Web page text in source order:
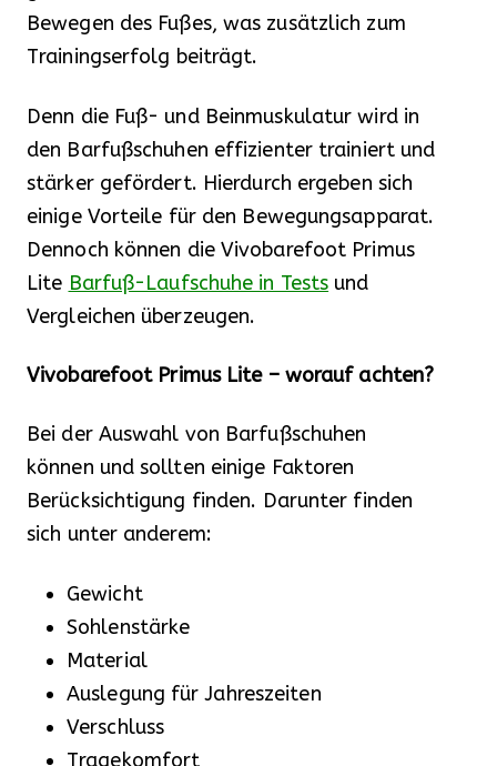
Bewegen des Fußes, was zusätzlich zum
Trainingserfolg beiträgt.
Denn die Fuß- und Beinmuskulatur wird in
den Barfußschuhen effizienter trainiert und
stärker gefördert. Hierdurch ergeben sich
einige Vorteile für den Bewegungsapparat.
Dennoch können die Vivobarefoot Primus
Lite Barfuß-Laufschuhe in Tests und
Vergleichen überzeugen.
Vivobarefoot Primus Lite – worauf achten?
Bei der Auswahl von Barfußschuhen
können und sollten einige Faktoren
Berücksichtigung finden. Darunter finden
sich unter anderem:
Gewicht
Sohlenstärke
Material
Auslegung für Jahreszeiten
Verschluss
Tragekomfort